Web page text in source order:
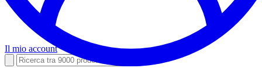
Il mio account